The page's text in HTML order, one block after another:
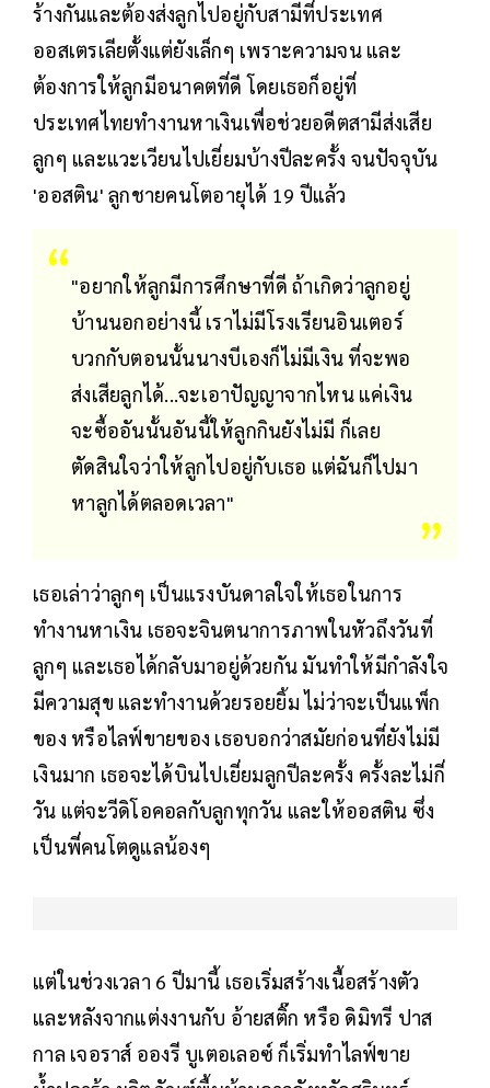
ร้างกันและต้องส่งลูกไปอยู่กับสามีที่ประเทศ
ออสเตรเลียตั้งแต่ยังเล็กๆ เพราะความจน และ
ต้องการให้ลูกมีอนาคตที่ดี โดยเธอก็อยู่ที่
ประเทศไทยทำงานหาเงินเพื่อช่วยอดีตสามีส่งเสีย
ลูกๆ และแวะเวียนไปเยี่ยมบ้างปีละครั้ง จนปัจจุบัน
'ออสติน' ลูกชายคนโตอายุได้ 19 ปีแล้ว
"อยากให้ลูกมีการศึกษาที่ดี ถ้าเกิดว่าลูกอยู่
บ้านนอกอย่างนี้ เราไม่มีโรงเรียนอินเตอร์
บวกกับตอนนั้นนางบีเองก็ไม่มีเงิน ที่จะพอ
ส่งเสียลูกได้...จะเอาปัญญาจากไหน แค่เงิน
จะซื้ออันนั้นอันนี้ให้ลูกกินยังไม่มี ก็เลย
ตัดสินใจว่าให้ลูกไปอยู่กับเธอ แต่ฉันก็ไปมา
หาลูกได้ตลอดเวลา"
เธอเล่าว่าลูกๆ เป็นแรงบันดาลใจให้เธอในการ
ทำงานหาเงิน เธอจะจินตนาการภาพในหัวถึงวันที่
ลูกๆ และเธอได้กลับมาอยู่ด้วยกัน มันทำให้มีกำลังใจ
มีความสุข และทำงานด้วยรอยยิ้ม ไม่ว่าจะเป็นแพ็ก
ของ หรือไลฟ์ขายของ เธอบอกว่าสมัยก่อนที่ยังไม่มี
เงินมาก เธอจะได้บินไปเยี่ยมลูกปีละครั้ง ครั้งละไม่กี่
วัน แต่จะวีดิโอคอลกับลูกทุกวัน และให้ออสติน ซึ่ง
เป็นพี่คนโตดูแลน้องๆ
แต่ในช่วงเวลา 6 ปีมานี้ เธอเริ่มสร้างเนื้อสร้างตัว
และหลังจากแต่งงานกับ อ้ายสติ๊ก หรือ ดิมิทรี ปาส
กาล เจอราส์ อองรี บูเตอเลอซ์ ก็เริ่มทำไลฟ์ขาย